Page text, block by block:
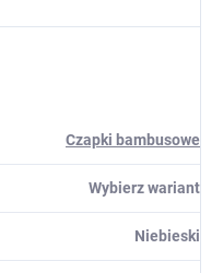
Czapki bambusowe
Wybierz wariant
Niebieski